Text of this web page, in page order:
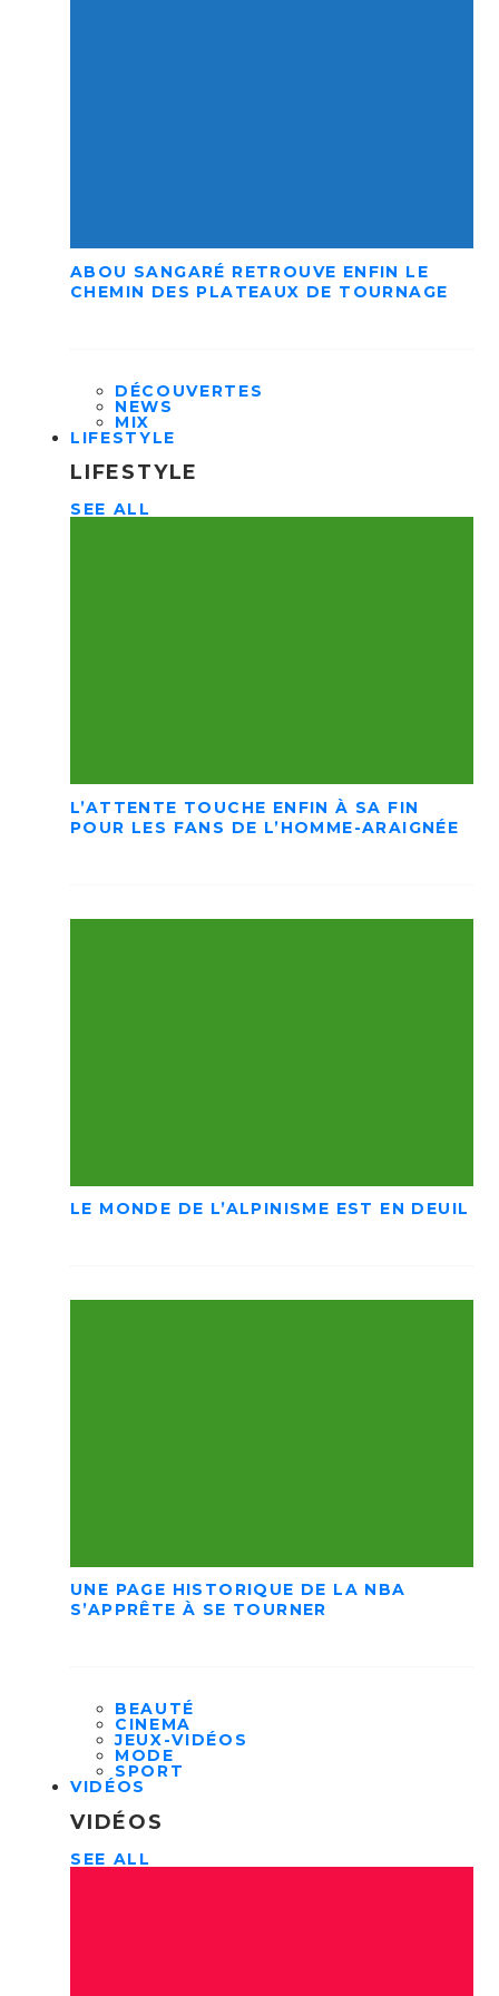
ABOU SANGARÉ RETROUVE ENFIN LE
CHEMIN DES PLATEAUX DE TOURNAGE
DÉCOUVERTES
NEWS
MIX
LIFESTYLE
LIFESTYLE
SEE ALL
L’ATTENTE TOUCHE ENFIN À SA FIN
POUR LES FANS DE L’HOMME-ARAIGNÉE
LE MONDE DE L’ALPINISME EST EN DEUIL
UNE PAGE HISTORIQUE DE LA NBA
S’APPRÊTE À SE TOURNER
BEAUTÉ
CINEMA
JEUX-VIDÉOS
MODE
SPORT
VIDÉOS
VIDÉOS
SEE ALL